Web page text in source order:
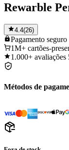
Rewarble
4.4(26)
Pagamento seguro
1M+ cartões-
1.000+ avaliações
Métodos de